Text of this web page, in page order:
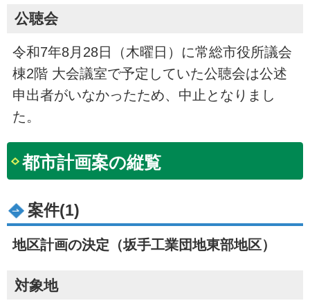
公聴会
令和7年8月28日（木曜日）に常総市役所議会
棟2階 大会議室で予定していた公聴会は公述
申出者がいなかったため、中止となりまし
た。
都市計画案の縦覧
案件(1)
地区計画の決定（坂手工業団地東部地区）
対象地